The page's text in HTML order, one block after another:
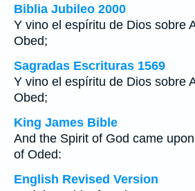
Biblia Jubileo 2000
Y vino el espíritu de Dios sobre
Obed;
Sagradas Escrituras 1569
Y vino el espíritu de Dios sobre
Obed;
King James Bible
And the Spirit of God came
of Oded:
English Revised Version